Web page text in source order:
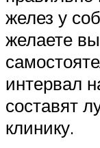
желез у
желаете
интервал
составят
клинику.